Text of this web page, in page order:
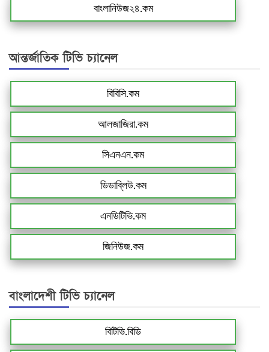
বাংলানিউজ২৪.কম
আন্তর্জাতিক টিভি চ্যানেল
বিবিসি.কম
আলজাজিরা.কম
সিএনএন.কম
ডিডাব্লিউ.কম
এনডিটিভি.কম
জিনিউজ.কম
বাংলাদেশী টিভি চ্যানেল
বিটিভি.বিডি